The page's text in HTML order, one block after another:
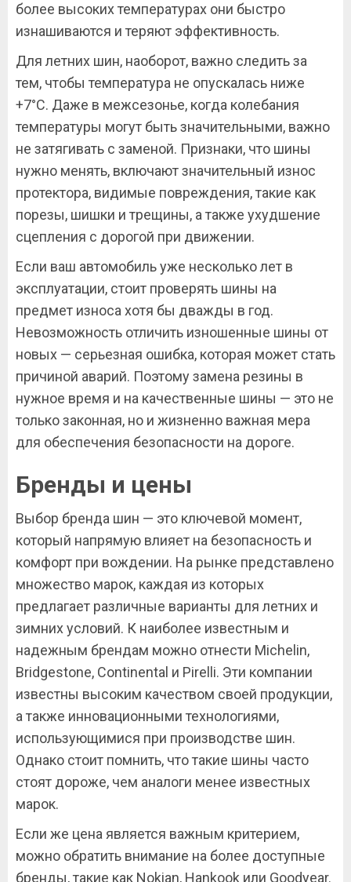
более высоких температурах они быстро
изнашиваются и теряют эффективность.
Для летних шин, наоборот, важно следить за
тем, чтобы температура не опускалась ниже
+7°C. Даже в межсезонье, когда колебания
температуры могут быть значительными, важно
не затягивать с заменой. Признаки, что шины
нужно менять, включают значительный износ
протектора, видимые повреждения, такие как
порезы, шишки и трещины, а также ухудшение
сцепления с дорогой при движении.
Если ваш автомобиль уже несколько лет в
эксплуатации, стоит проверять шины на
предмет износа хотя бы дважды в год.
Невозможность отличить изношенные шины от
новых — серьезная ошибка, которая может стать
причиной аварий. Поэтому замена резины в
нужное время и на качественные шины — это не
только законная, но и жизненно важная мера
для обеспечения безопасности на дороге.
Бренды и цены
Выбор бренда шин — это ключевой момент,
который напрямую влияет на безопасность и
комфорт при вождении. На рынке представлено
множество марок, каждая из которых
предлагает различные варианты для летних и
зимних условий. К наиболее известным и
надежным брендам можно отнести Michelin,
Bridgestone, Continental и Pirelli. Эти компании
известны высоким качеством своей продукции,
а также инновационными технологиями,
использующимися при производстве шин.
Однако стоит помнить, что такие шины часто
стоят дороже, чем аналоги менее известных
марок.
Если же цена является важным критерием,
можно обратить внимание на более доступные
бренды, такие как Nokian, Hankook или Goodyear.